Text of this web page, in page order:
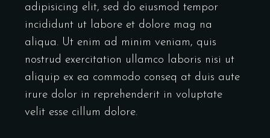
adipisicing elit, sed do eiusmod tempor
incididunt ut labore et dolore mag na
aliqua. Ut enim ad minim veniam, quis
nostrud exercitation ullamco laboris nisi ut
aliquip ex ea commodo conseq at duis aute
irure dolor in reprehenderit in voluptate
velit esse cillum dolore.